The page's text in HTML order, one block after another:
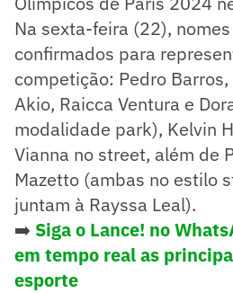
Na sexta-feira (22),
confirmados para
competição: Pedro
Akio, Raicca Ventura e
modalidade park), Kelvin
Vianna no street, além de
Mazetto (ambas no estilo
juntam à Rayssa Leal).
➡️ Siga o Lance! no
em tempo real as
esporte